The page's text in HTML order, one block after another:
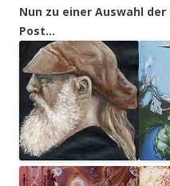
Nun zu einer Auswahl
Post…